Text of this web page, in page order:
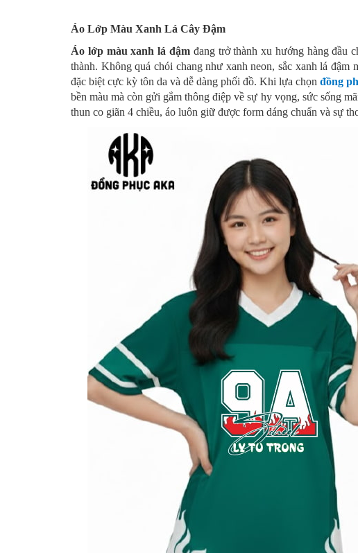
Áo Lớp Màu Xanh Lá Cây Đậm
Áo lớp màu xanh lá đậmđang trở thành xu hướng hàng đầu
thành. Không quá chói chang như xanh neon, sắc xanh lá
đặc biệt cực kỳ tôn da và dễ dàng phối đồ.Khi lựa chọnđồng
bền màu mà còn gửi gắm thông điệp về sự hy vọng, sức sống
thun co giãn 4 chiều, áo luôn giữ được form dáng chuẩn và sự